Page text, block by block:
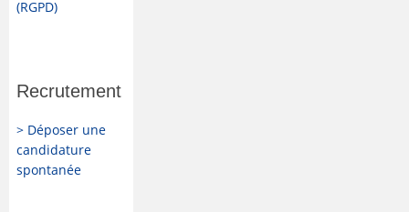
(RGPD)
Recrutement
> Déposer une
candidature
spontanée